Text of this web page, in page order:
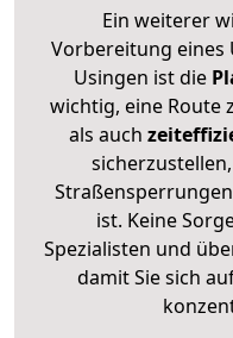
Ein weiterer
Vorbereitung eines
Usingen ist die
wichtig, eine Route
als auch
ist. Keine
Spezialisten und
damit Sie sich